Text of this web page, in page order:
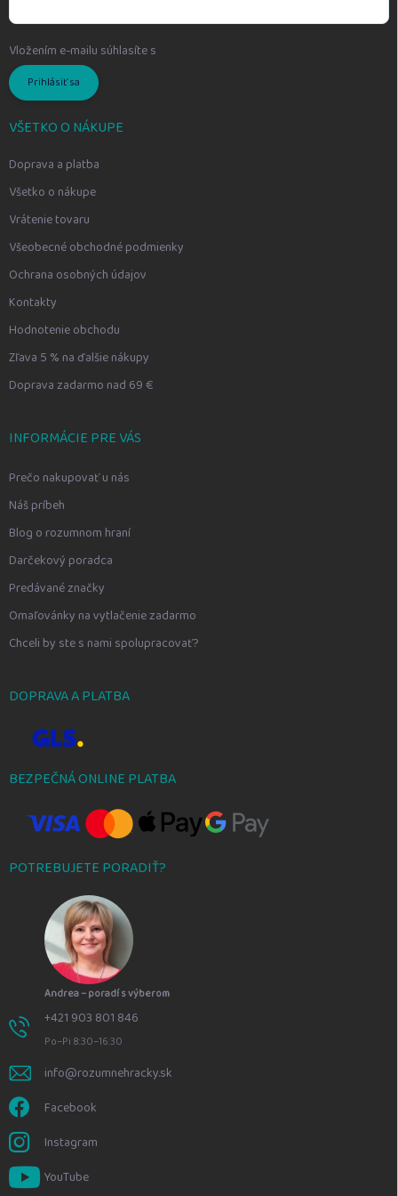
Vložením e-mailu súhlasíte s
Prihlásiť sa
VŠETKO O NÁKUPE
Doprava a platba
Všetko o nákupe
Vrátenie tovaru
Všeobecné obchodné podmienky
Ochrana osobných údajov
Kontakty
Hodnotenie obchodu
Zľava 5 % na ďalšie nákupy
Doprava zadarmo nad 69 €
INFORMÁCIE PRE VÁS
Prečo nakupovať u nás
Náš príbeh
Blog o rozumnom hraní
Darčekový poradca
Predávané značky
Omaľovánky na vytlačenie zadarmo
Chceli by ste s nami spolupracovať?
DOPRAVA A PLATBA
BEZPEČNÁ ONLINE PLATBA
POTREBUJETE PORADIŤ?
Andrea – poradí s výberom
+421 903 801 846
Po–Pi 8:30–16:30
info@rozumnehracky.sk
Facebook
Instagram
YouTube